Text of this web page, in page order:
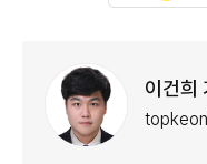
이건희